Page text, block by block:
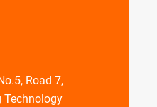
Road 7,
Technology